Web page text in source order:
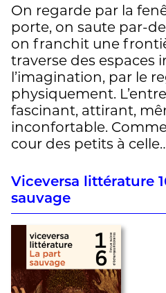
On regarde par la
porte, on saute par-
on franchit une
traverse des espaces
l’imagination, par le
physiquement.
fascinant, attirant,
inconfortable.
cour des petits à
Viceversa littérature
sauvage